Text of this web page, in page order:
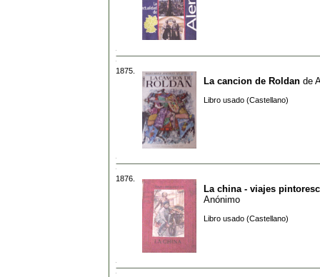
1875.
La cancion de Roldan de
Libro usado (Castellano)
1876.
La china - viajes
Anónimo
Libro usado (Castellano)